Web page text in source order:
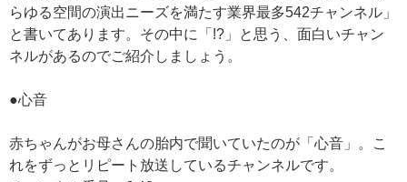
らゆる空間の演出ニーズを満たす業界最多542チャンネル」
と書いてあります。その中に「!?」と思う、面白いチャン
ネルがあるのでご紹介しましょう。
●心音
赤ちゃんがお母さんの胎内で聞いていたのが「心音」。こ
れをずっとリピート放送しているチャンネルです。